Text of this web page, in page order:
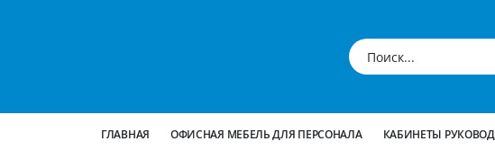
ГЛАВНАЯ ОФИСНАЯ МЕБЕЛЬ ДЛЯ ПЕРСОНАЛА КАБИНЕТЫ